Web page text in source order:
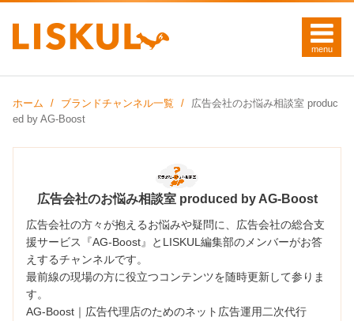
ホーム ブランドチャンネル一覧
広告会社のお悩み相談室 produc
ed by AG-Boost
広告会社のお悩み相談室 produced by AG-Boost
広告会社の方々が抱えるお悩みや疑問に、広告会社の総合支
援サービス『AG-Boost』とLISKUL編集部のメンバーがお答
えするチャンネルです。
最前線の現場の方に役立つコンテンツを随時更新して参りま
す。
AG-Boost｜広告代理店のためのネット広告運用二次代行